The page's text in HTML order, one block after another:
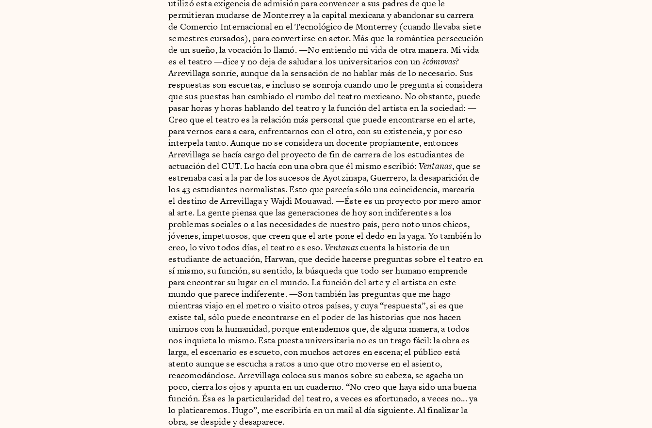
utilizó esta exigencia de admisión para convencer a sus padres de que le
permitieran mudarse de Monterrey a la capital mexicana y abandonar su carrera
de Comercio Internacional en el Tecnológico de Monterrey (cuando llevaba siete
semestres cursados), para convertirse en actor. Más que la romántica persecución
de un sueño, la vocación lo llamó. —No entiendo mi vida de otra manera. Mi vida
es el teatro —dice y no deja de saludar a los universitarios con un ¿cómovas?
Arrevillaga sonríe, aunque da la sensación de no hablar más de lo necesario. Sus
respuestas son escuetas, e incluso se sonroja cuando uno le pregunta si considera
que sus puestas han cambiado el rumbo del teatro mexicano. No obstante, puede
pasar horas y horas hablando del teatro y la función del artista en la sociedad: —
Creo que el teatro es la relación más personal que puede encontrarse en el arte,
para vernos cara a cara, enfrentarnos con el otro, con su existencia, y por eso
interpela tanto. Aunque no se considera un docente propiamente, entonces
Arrevillaga se hacía cargo del proyecto de fin de carrera de los estudiantes de
actuación del CUT. Lo hacía con una obra que él mismo escribió: Ventanas, que se
estrenaba casi a la par de los sucesos de Ayotzinapa, Guerrero, la desaparición de
los 43 estudiantes normalistas. Esto que parecía sólo una coincidencia, marcaría
el destino de Arrevillaga y Wajdi Mouawad. —Éste es un proyecto por mero amor
al arte. La gente piensa que las generaciones de hoy son indiferentes a los
problemas sociales o a las necesidades de nuestro país, pero noto unos chicos,
jóvenes, impetuosos, que creen que el arte pone el dedo en la yaga. Yo también lo
creo, lo vivo todos días, el teatro es eso.Ventanascuenta la historia de un
estudiante de actuación, Harwan, que decide hacerse preguntas sobre el teatro en
sí mismo, su función, su sentido, la búsqueda que todo ser humano emprende
para encontrar su lugar en el mundo. La función del arte y el artista en este
mundo que parece indiferente. —Son también las preguntas que me hago
mientras viajo en el metro o visito otros países, y cuya “respuesta”, si es que
existe tal, sólo puede encontrarse en el poder de las historias que nos hacen
unirnos con la humanidad, porque entendemos que, de alguna manera, a todos
nos inquieta lo mismo. Esta puesta universitaria no es un trago fácil: la obra es
larga, el escenario es escueto, con muchos actores en escena; el público está
atento aunque se escucha a ratos a uno que otro moverse en el asiento,
reacomodándose. Arrevillaga coloca sus manos sobre su cabeza, se agacha un
poco, cierra los ojos y apunta en un cuaderno. “No creo que haya sido una buena
función. Ésa es la particularidad del teatro, a veces es afortunado, a veces no... ya
lo platicaremos. Hugo”, me escribiría en un mail al día siguiente. Al finalizar la
obra, se despide y desaparece.